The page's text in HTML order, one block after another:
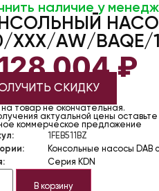
наличие у
XXX/AW/BAQE/
004₽
СКИДКУ
товар не окончательная.
актуальной цены
коммерческое предложение
1FEB511BZ
Консольные насосы DAB
Серия KDN
В корзину